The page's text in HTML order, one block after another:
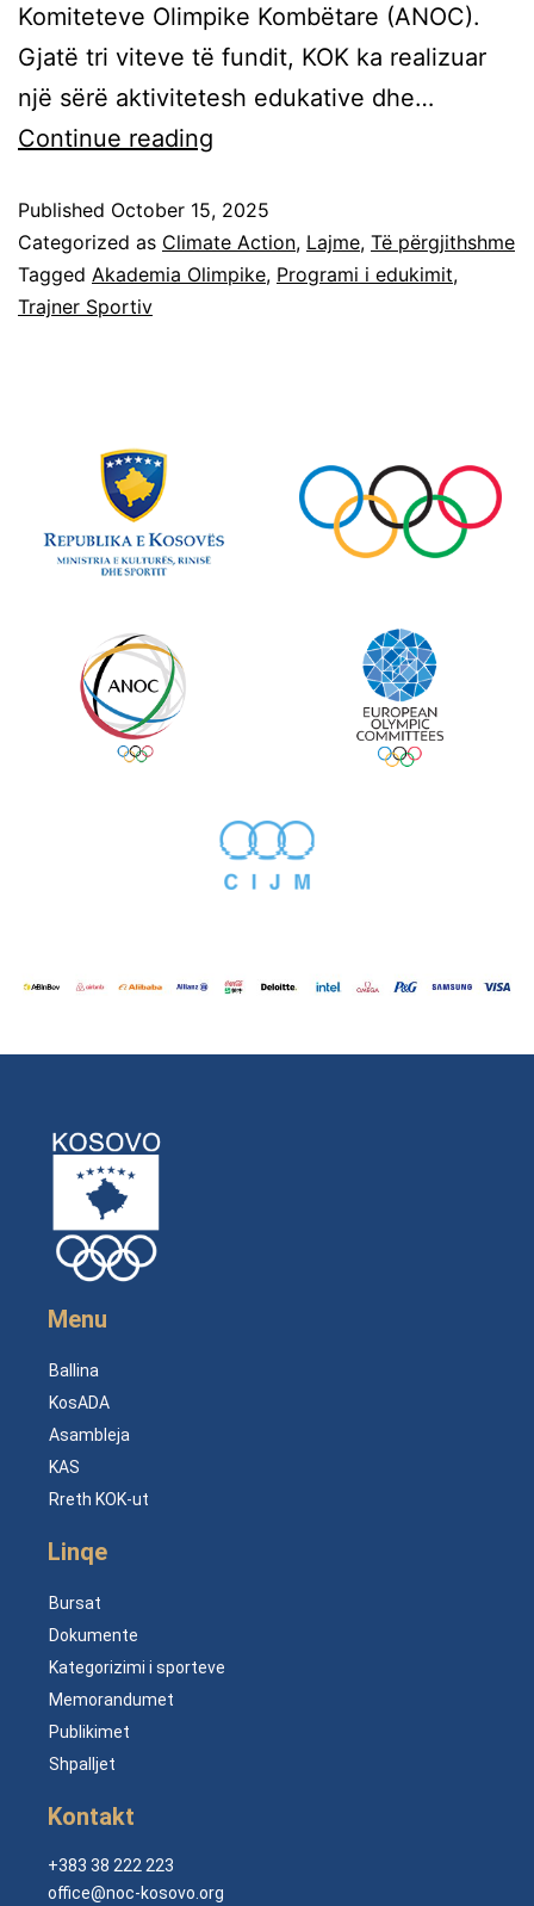
Komiteteve Olimpike Kombëtare (ANOC).
Gjatë tri viteve të fundit, KOK ka realizuar
një sërë aktivitetesh edukative dhe…
Continue reading
Published October 15, 2025
Categorized as Climate Action, Lajme, Të përgjithshme
Tagged Akademia Olimpike, Programi i edukimit,
Trajner Sportiv
Menu
Ballina
KosADA
Asambleja
KAS
Rreth KOK-ut
Linqe
Bursat
Dokumente
Kategorizimi i sporteve
Memorandumet
Publikimet
Shpalljet
Kontakt
+383 38 222 223
office@noc-kosovo.org